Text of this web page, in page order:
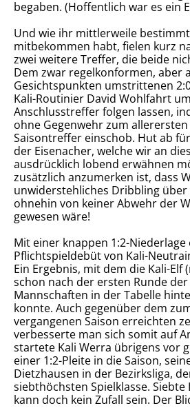
begaben. (Hoffentlich war es ein
Und wie ihr mittlerweile
mitbekommen habt, fielen kurz
zwei weitere Treffer, die beide
Dem zwar regelkonformen, aber
Gesichtspunkten umstrittenen
Kali-Routinier David Wohlfahrt
Anschlusstreffer folgen lassen,
ohne Gegenwehr zum
Saisontreffer einschob. Hut ab
der Eisenacher, welche wir an
ausdrücklich lobend erwähnen
zusätzlich anzumerken ist, dass
unwiderstehliches Dribbling über
ohnehin von keiner Abwehr der
gewesen wäre!
Mit einer knappen 1:2-Niederlage
Pflichtspieldebüt von Kali-
Ein Ergebnis, mit dem die Kali-Elf
schon nach der ersten Runde
Mannschaften in der Tabelle
konnte. Auch gegenüber dem
vergangenen Saison erreichten
verbesserte man sich somit auf
startete Kali Werra übrigens vor
einer 1:2-Pleite in die Saison,
Dietzhausen in der Bezirksliga,
siebthöchsten Spielklasse. Siebte
kann doch kein Zufall sein. Der